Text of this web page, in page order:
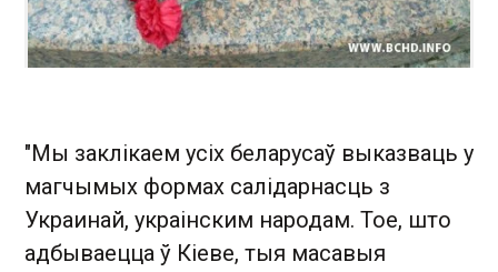
"Мы заклікаем усіх беларусаў выказваць у
магчымых формах салідарнасць з
Украинай, украінским народам. Тое, што
адбываецца ў Кіеве, тыя масавыя